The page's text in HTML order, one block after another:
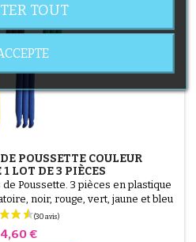
POUSSETTE COULEUR
LOT DE 3 PIÈCES
Poussette. 3 pièces en plastique
noir, rouge, vert, jaune et bleu
montage du pneu se fait sans outils
évite de percer la chambre à air.
Prix
4,60 €
TOUT